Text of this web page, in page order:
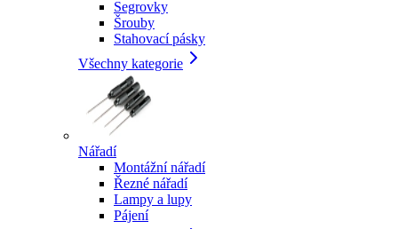
Segrovky
Šrouby
Stahovací pásky
Všechny kategorie
Nářadí
Montážní nářadí
Řezné nářadí
Lampy a lupy
Pájení